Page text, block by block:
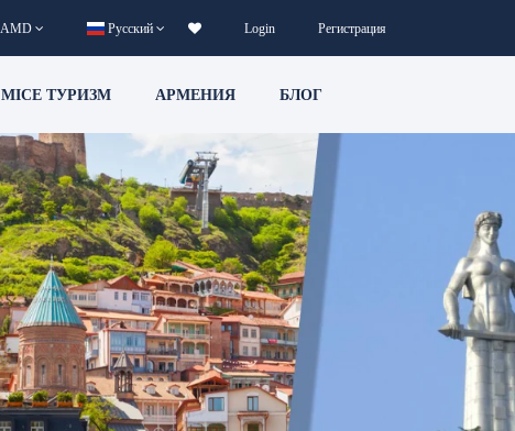
AMD Русский Login Регистрация
MICE ТУРИЗМ АРМЕНИЯ БЛОГ